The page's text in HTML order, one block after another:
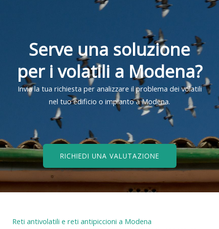
Serve una soluzione
per i volatili a Modena?
Invia la tua richiesta per analizzare il problema dei volatili
nel tuo edificio o impianto a Modena.
RICHIEDI UNA VALUTAZIONE
Reti antivolatili e reti antipiccioni a Modena